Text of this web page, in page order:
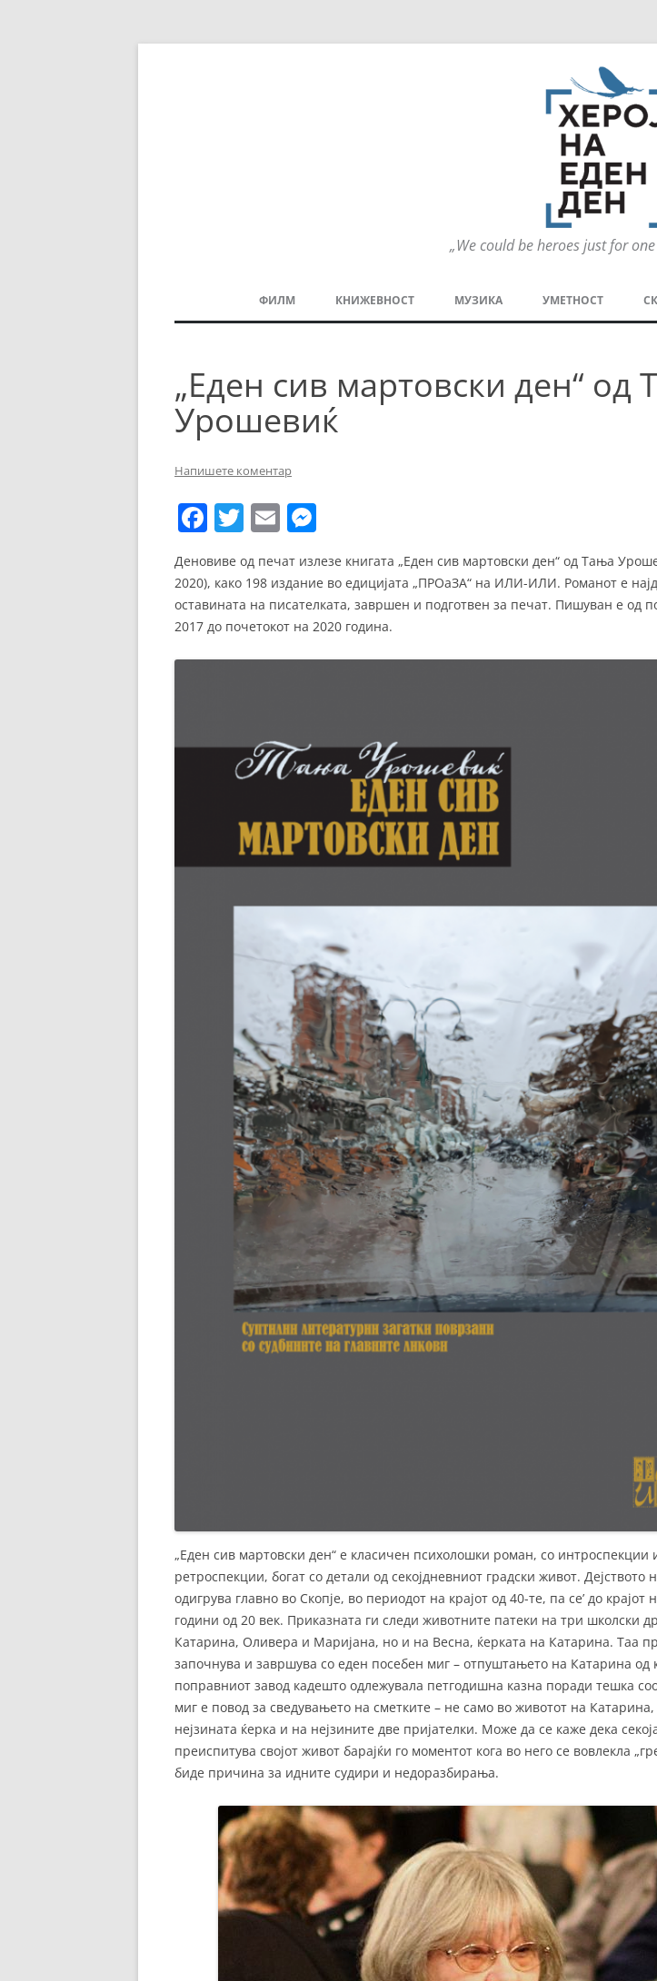
„We could be heroes just for
ФИЛМ
ЕВРОПСКИ ФИЛМ
ФИЛМОПОЛИС
КНИЖЕВНОСТ МУЗИКА УМЕТНОСТ
ТЕАТАР
„Еден сив мартовски ден“ од
Урошевиќ
Напишете коментар
F
c
e
b
o
T
itt
er
E
ai
l
ss
e
n
g
Деновиве од печат излезе книгата „Еден сив мартовски ден“ од Тања
2020), како 198 издание во едицијата „ПРОаЗА“ на ИЛИ-ИЛИ. Романот е
оставината на писателката, завршен и подготвен за печат. Пишуван е од
2017 до почетокот на 2020 година.
„Еден сив мартовски ден“ е класичен психолошки роман, со интроспекции
ретроспекции, богат со детали од секојдневниот градски живот. Дејството
одигрува главно во Скопје, во периодот на крајот од 40-те, па се’ до крајот
години од 20 век. Приказната ги следи животните патеки на три школски
Катарина, Оливера и Маријана, но и на Весна, ќерката на Катарина. Таа
започнува и завршува со еден посебен миг – отпуштањето на Катарина од
поправниот завод кадешто одлежувала петгодишна казна поради тешка
миг е повод за сведувањето на сметките – не само во животот на Катарина,
нејзината ќерка и на нејзините две пријателки. Може да се каже дека
преиспитува својот живот барајќи го моментот кога во него се вовлекла
биде причина за идните судири и недоразбирања.